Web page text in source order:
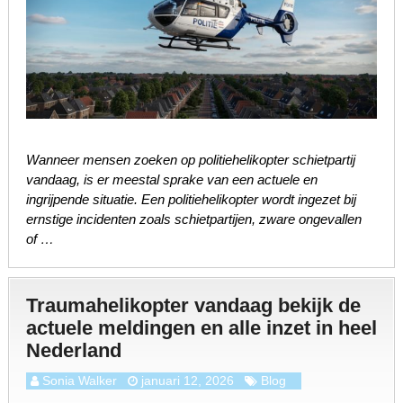
Wanneer mensen zoeken op politiehelikopter schietpartij
vandaag, is er meestal sprake van een actuele en
ingrijpende situatie. Een politiehelikopter wordt ingezet bij
ernstige incidenten zoals schietpartijen, zware ongevallen
of …
Traumahelikopter vandaag bekijk de
actuele meldingen en alle inzet in heel
Nederland
Sonia Walker januari 12, 2026 Blog